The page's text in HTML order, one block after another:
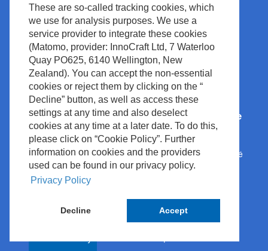
These are so-called tracking cookies, which
we use for analysis purposes. We use a
service provider to integrate these cookies
(Matomo, provider: InnoCraft Ltd, 7 Waterloo
Quay PO625, 6140 Wellington, New
Zealand). You can accept the non-essential
cookies or reject them by clicking on the “
Decline” button, as well as access these
settings at any time and also deselect
cookies at any time at a later date. To do this,
please click on “Cookie Policy”. Further
information on cookies and the providers
used can be found in our privacy policy.
Privacy Policy
Decline Accept
Diagnostic In Vitro
Accessoires
Neuromonitoring à Long
Terme
Service
Digital Health
Comment pouvons-
nous aider?
Technologies Innovantes
Services
Soutien
Contact
Nihon Kohden Europe
À Propos de Nous
Politique de Confidentialité
Droits d’Auteur